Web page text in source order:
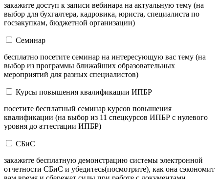
закажите доступ к записи вебинара на актуальную тему (на
выбор для бухгалтера, кадровика, юриста, специалиста по
госзакупкам, бюджетной организации)
Семинар
бесплатно посетите семинар на интересующую вас тему (на
выбор из программы ближайших образовательных
мероприятий для разных специалистов)
Курсы повышения квалификации ИПБР
посетите бесплатный семинар курсов повышения
квалификации (на выбор из 11 спецкурсов ИПБР с нулевого
уровня до аттестации ИПБР)
СБиС
закажите бесплатную демонстрацию системы электронной
отчетности СБиС и убедитесь(посмотрите), как она сэкономит